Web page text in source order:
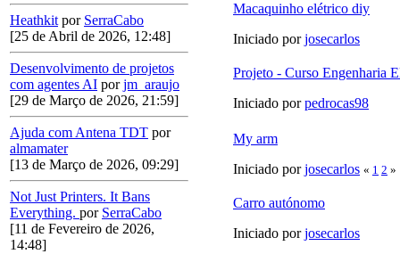
Heathkit por SerraCabo
[25 de Abril de 2026, 12:48]
Desenvolvimento de projetos
com agentes AI porjm_araujo
[29 de Março de 2026, 21:59]
Ajuda com Antena TDT por
almamater
[13 de Março de 2026, 09:29]
Not Just Printers. It Bans
Everything. por SerraCabo
[11 de Fevereiro de 2026,
14:48]
Macaquinho elétrico diy
Iniciado porjosecarlos
Projeto - Curso Engenharia
Iniciado porpedrocas98
My arm
Iniciado porjosecarlos « 1 2 »
Carro autónomo
Iniciado porjosecarlos